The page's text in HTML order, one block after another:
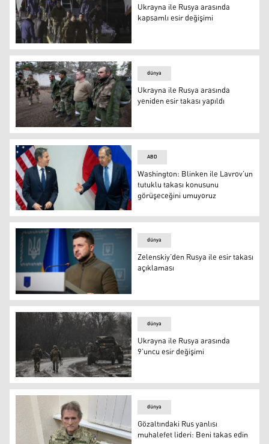
esir-takas
Ukrayna ile Rusya arasında
kapsamlı esir değişimi
Rus esirler
dünya
Ukrayna ile Rusya arasında
yeniden esir takası yapıldı
Washington: Blinken ile Lavrov’un tutuklu takası
ABD
Washington: Blinken ile Lavrov’un
tutuklu takası konusunu
görüşeceğini umuyoruz
Zelenskiy’den Rusya ile esir takası açıklaması
dünya
Zelenskiy’den Rusya ile esir takası
açıklaması
Ukrayna ile Rusya arasında 9’uncu esir değişimi
dünya
Ukrayna ile Rusya arasında
9’uncu esir değişimi
dünya
Gözaltındaki Rus yanlısı
muhalefet lideri: Beni takas edin